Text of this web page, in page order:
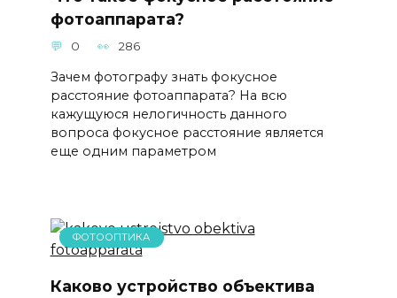
фотоаппарата?
0 286
Зачем фотографу знать фокусное
расстояние фотоаппарата? На всю
кажущуюся нелогичность данного
вопроса фокусное расстояние является
еще одним параметром
ФОТООПТИКА
Каково устройство объектива